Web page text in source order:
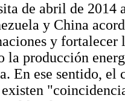
de abril de 2014
y China
y fortalecer
la producción
En ese sentido,
existen